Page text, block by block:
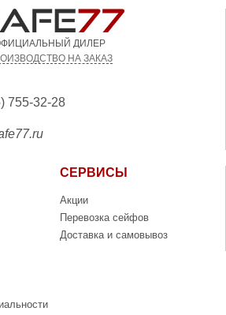
ДИЛЕР
НА ЗАКАЗ
755-32-28
СЕРВИСЫ
Акции
Перевозка сейфов
Доставка и самовывоз